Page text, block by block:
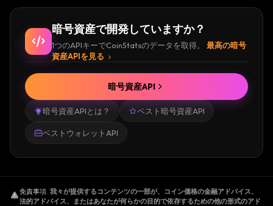
暗号資産で開発していますか？
1つのAPIキーでCoinStatsのデータを取得。
最高の暗号
資産APIを見る
暗号資産APIとは？ ベスト暗号資産API
ベストウォレットAPI
暗号資産API
免責事項. 我々が提供するコンテンツの一部が、コイン価格の金融アドバイス、
法的アドバイス、またはあなたが何らかの目的で依存するための他の形式のアド